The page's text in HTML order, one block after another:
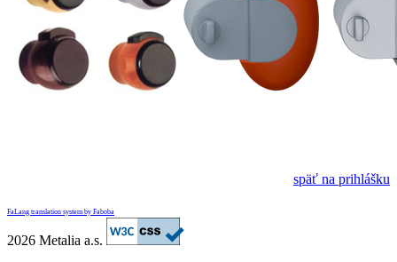
späť na prihlášku
FaLang translation system by Faboba
2026 Metalia a.s.